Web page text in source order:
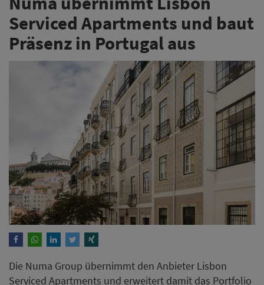
Die Numa Group übernimmt den Anbieter Lisbon
Serviced Apartments und erweitert damit das Portfolio
in Lissabon um 19 Objekte. Die Integration in die
eigene Technologieplattform soll nun die betriebliche
Effizienz der Unterkünfte steigern.
Weiterlesen
Relais & Châteaux mit zehn
neuen Mitgliedern